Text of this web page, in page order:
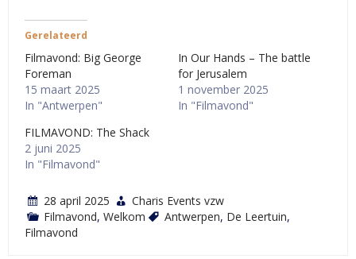
Gerelateerd
Filmavond: Big George
Foreman
15 maart 2025
In "Antwerpen"
In Our Hands – The battle
for Jerusalem
1 november 2025
In "Filmavond"
FILMAVOND: The Shack
2 juni 2025
In "Filmavond"
28 april 2025
Charis Events vzw
Filmavond, Welkom Antwerpen, De Leertuin,
Filmavond